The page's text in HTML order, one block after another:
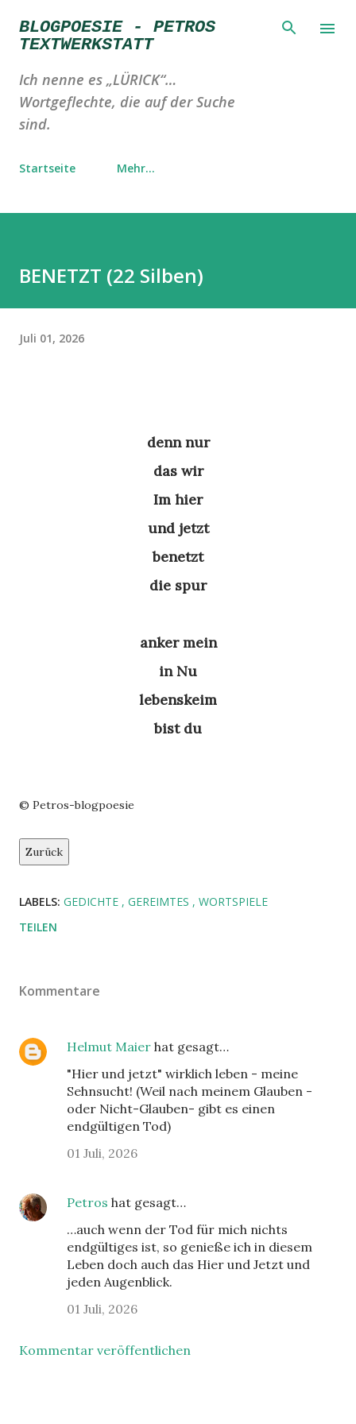
Direkt zum Hauptbereich
BLOGPOESIE - PETROS
TEXTWERKSTATT
Ich nenne es „LÜRICK“…
Wortgeflechte, die auf der Suche
sind.
Startseite Mehr…
BENETZT (22 Silben)
Juli 01, 2026
denn nur
das wir
Im hier
und jetzt
benetzt
die spur
anker mein
in Nu
lebenskeim
bist du
© Petros-blogpoesie
Zurück
LABELS: GEDICHTE GEREIMTES
WORTSPIELE
TEILEN
Kommentare
Helmut Maier hat gesagt…
"Hier und jetzt" wirklich leben - meine
Sehnsucht! (Weil nach meinem Glauben -
oder Nicht-Glauben- gibt es einen
endgültigen Tod)
01 Juli, 2026
Petros hat gesagt…
…auch wenn der Tod für mich nichts
endgültiges ist, so genieße ich in diesem
Leben doch auch das Hier und Jetzt und
jeden Augenblick.
01 Juli, 2026
Kommentar veröffentlichen